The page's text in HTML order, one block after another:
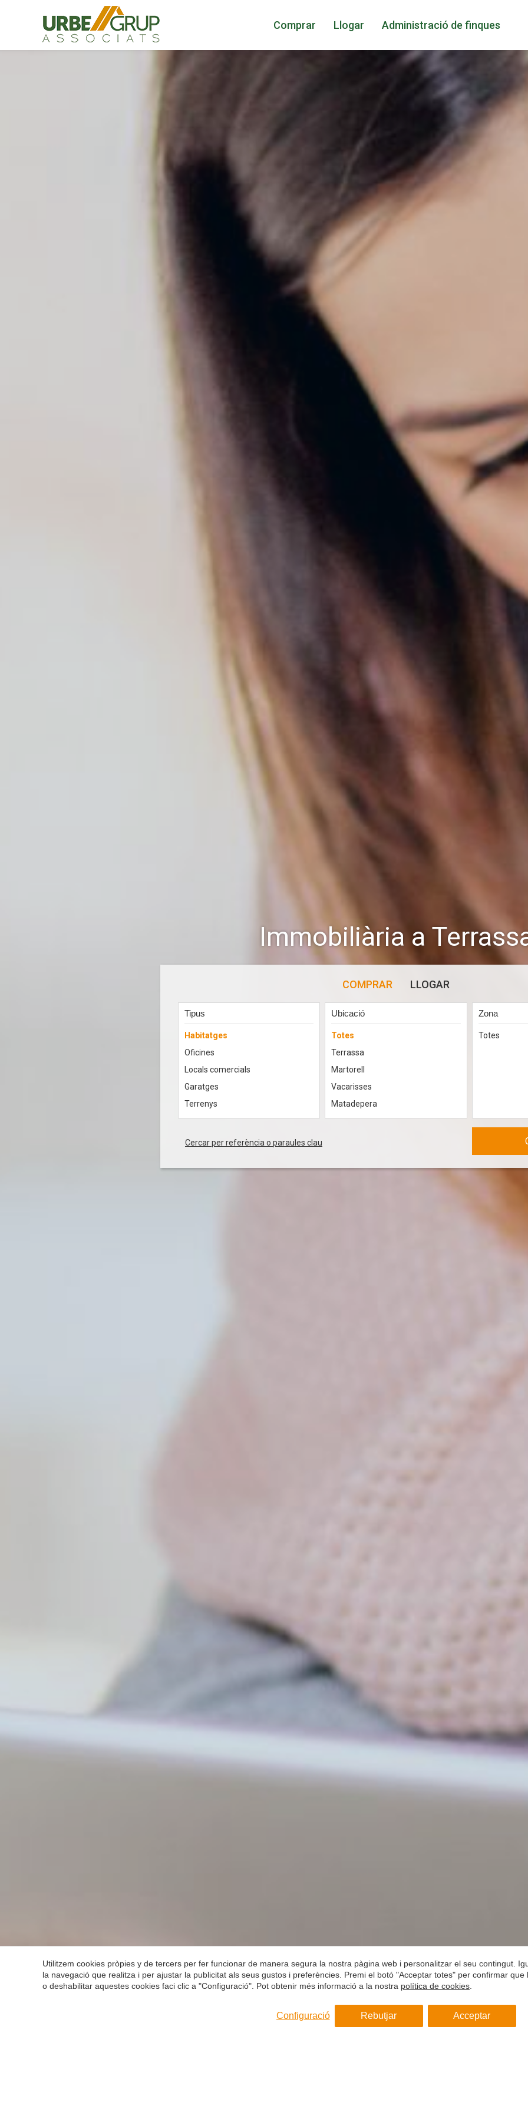
Comprar Llogar Administració de finques
Immobiliària a
COMPRAR LLOGAR
Tipus
Habitatges
Oficines
Locals comercials
Garatges
Terrenys
Ubicació
Totes
Terrassa
Martorell
Vacarisses
Matadepera
Viladecavalls
Abrera
Zona
Totes
Cercar per referència o paraules clau
Utilitzem cookies pròpies y de tercers per fer funcionar de manera segura la nostra pàgina web i personalitzar el seu contingut.
la navegació que realitza i per ajustar la publicitat als seus gustos i preferències. Premi el botó "Acceptar totes" per confirmar
o deshabilitar aquestes cookies faci clic a "Configuració". Pot obtenir més informació a la nostra política de cookies
Configuració Rebutjar Acceptar
Modificar cookies
Aquest lloc web utilitza cookies pròpies per recopilar informació amb la
millorar els nostres serveis. Si continua navegant, suposa l'acceptació de la
de les mateixes. L'usuari té la possibilitat de configurar el navegador podent,
desitja, impedir que siguin instal·lades al disc dur, encara que haurà de tenir
compte que aquesta acció podrà ocasionar dificultats de navegació de la
Permeten fer el seguiment i l'anàlisi del comportament dels usuaris d'aquest
La informació recollida mitjançant aquest tipus de cookies s'utilitza en el
de l'activitat del web per a l'elaboració de perfils de navegació dels usuaris per
introduir millores en funció de l'anàlisi de les dades d'ús que fan els usuaris
Permeten desar la informació de preferència de l'usuari per millorar la qualitat
nostres serveis i oferir una millor experiència a través de productes
Aquestes cookies són utilitzades per emmagatzemar informació sobre les
preferències i les eleccions personals de l'usuari a través de l'observació
dels seus hàbits de navegació. Gràcies a elles, podem conèixer els hàbits de
navegació al lloc web i mostrar publicitat relacionada amb el perfil de